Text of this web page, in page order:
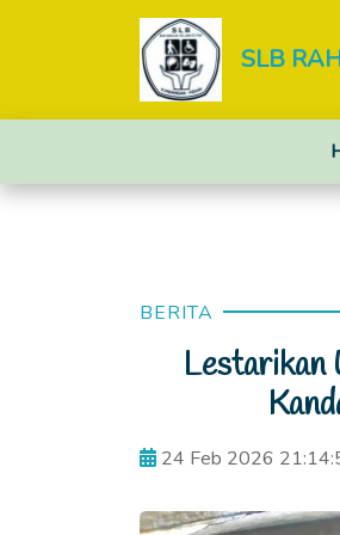
SLB
BERITA
Lestarikan
24 Feb 2026